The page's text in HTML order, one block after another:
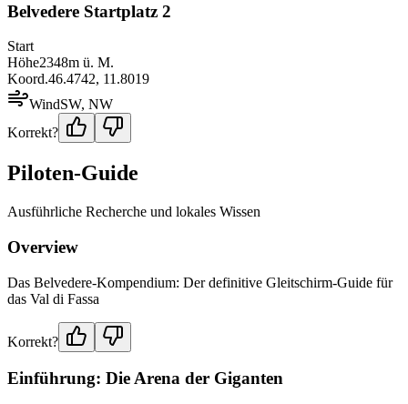
Belvedere Startplatz 2
Start
Höhe2348m ü. M.
Koord.46.4742, 11.8019
WindSW, NW
Korrekt?
Piloten-Guide
Ausführliche Recherche und lokales Wissen
Overview
Das Belvedere-Kompendium: Der definitive Gleitschirm-Guide für
das Val di Fassa
Korrekt?
Einführung: Die Arena der Giganten